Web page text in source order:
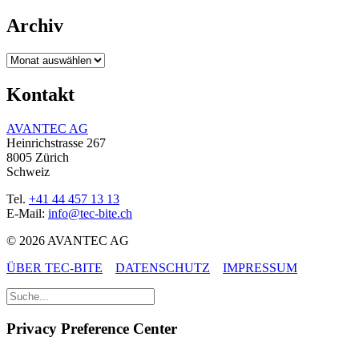
Archiv
Archiv
Kontakt
AVANTEC AG
Heinrichstrasse 267
8005 Zürich
Schweiz
Tel. +41 44 457 13 13
E-Mail: info@tec-bite.ch
© 2026 AVANTEC AG
ÜBER TEC-BITE
DATENSCHUTZ IMPRESSUM
Privacy Preference Center